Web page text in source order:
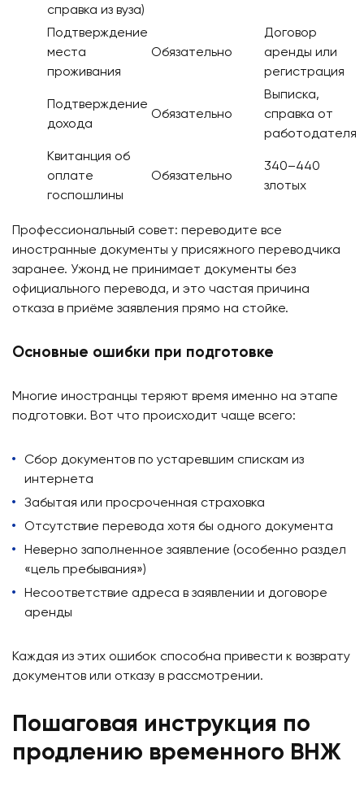
справка из вуза)
Подтверждение
места
проживания
Обязательно
Договор
аренды или
регистрация
Подтверждение
дохода
Обязательно
Выписка,
справка от
работодателя
Квитанция об
оплате
госпошлины
Обязательно
340–440
злотых
Профессиональный совет: переводите все
иностранные документы у присяжного переводчика
заранее. Ужонд не принимает документы без
официального перевода, и это частая причина
отказа в приёме заявления прямо на стойке.
Основные ошибки при подготовке
Многие иностранцы теряют время именно на этапе
подготовки. Вот что происходит чаще всего:
Сбор документов по устаревшим спискам из
интернета
Забытая или просроченная страховка
Отсутствие перевода хотя бы одного документа
Неверно заполненное заявление (особенно раздел
«цель пребывания»)
Несоответствие адреса в заявлении и договоре
аренды
Каждая из этих ошибок способна привести к возврату
документов или отказу в рассмотрении.
Пошаговая инструкция по
продлению временного ВНЖ